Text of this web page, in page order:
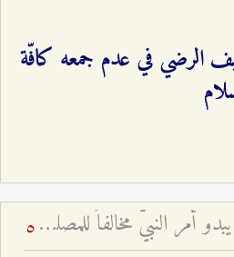
الرضي في عدم جمعه كافّة
ما هي الوظيفة عندما يبدو أمر النبيّ مخالفاً للمصلحة؟ 5